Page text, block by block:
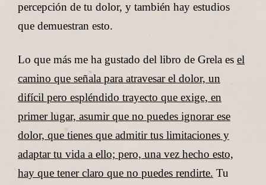
percepción de tu dolor, y también hay estudios
que demuestran esto.
Lo que más me ha gustado del libro de Grela es el
camino que señala para atravesar el dolor, un
difícil pero espléndido trayecto que exige, en
primer lugar, asumir que no puedes ignorar ese
dolor, que tienes que admitir tus limitaciones y
adaptar tu vida a ello; pero, una vez hecho esto,
hay que tener claro que no puedes rendirte. Tu